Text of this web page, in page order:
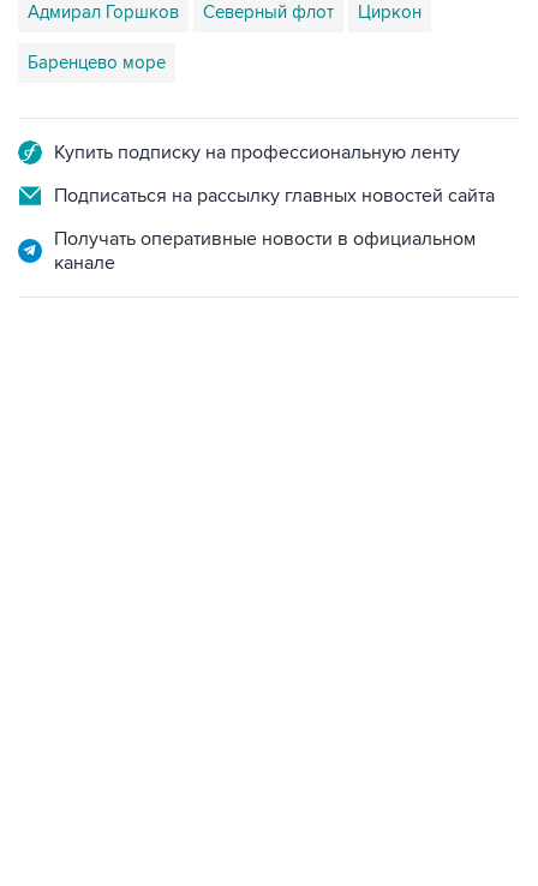
Адмирал Горшков Северный флот Циркон
Баренцево море
Купить подписку на профессиональную ленту
Подписаться на рассылку главных новостей сайта
Получать оперативные новости в официальном
канале